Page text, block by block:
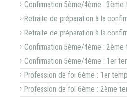
Confirmation 5ème/4ème : 3ème
Retraite de préparation à la
Retraite de préparation à la
Confirmation 5ème/4ème : 2ème
Confirmation 5ème/4ème : 1er
Profession de foi 6ème : 1er
Profession de foi 6ème : 2ème